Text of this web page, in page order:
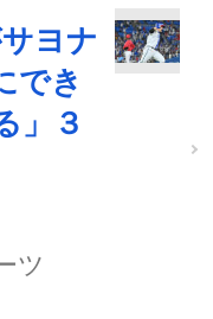
ヨナ
でき
」３
ツ